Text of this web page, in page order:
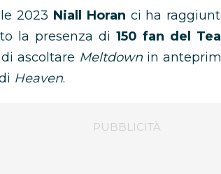
2023 Niall Horan ci ha
la presenza di 150 fan del
ascoltare Meltdown in
Heaven.